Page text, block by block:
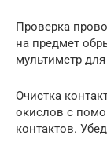
Проверка
на предмет
мультиметр
Очистка
окислов с
контактов.